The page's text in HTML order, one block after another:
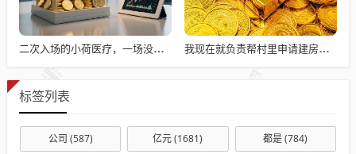
二次入场的小荷医疗，一场没有支点的杠杆游戏 我现在就负责帮村里申请建房的工作，现在村里不是盖不起，是没地没指标！
标签列表
公司 (587) 亿元(1681) 都是(784)